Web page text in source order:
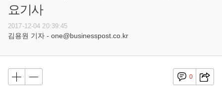
요기사
2017-12-04 20:39:45
김용원 기자 - one@businesspost.co.kr
0